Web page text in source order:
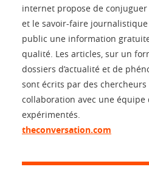
internet propose de
et le savoir-faire
public une information
qualité. Les articles, sur un
dossiers d’actualité et de
sont écrits par des
collaboration avec une équipe
expérimentés.
theconversation.com